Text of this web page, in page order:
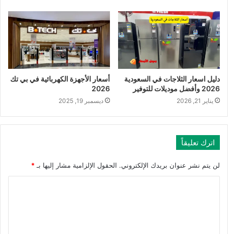
دليل اسعار الثلاجات في السعودية
2026 وأفضل موديلات للتوفير
يناير 21, 2026
أسعار الأجهزة الكهربائية في بي تك
2026
ديسمبر 19, 2025
اترك تعليقاً
لن يتم نشر عنوان بريدك الإلكتروني. الحقول الإلزامية مشار إليها بـ *